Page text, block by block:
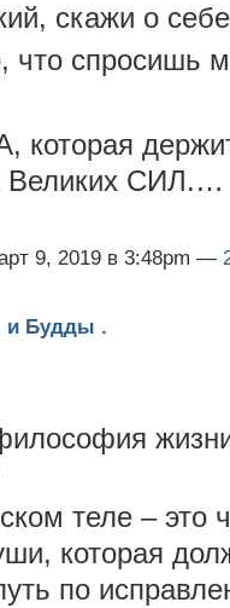
скажи о
что спросишь
Великих СИЛ.…
9, 2019 в 3:48pm —
и Будды .
теле – это
которая
по